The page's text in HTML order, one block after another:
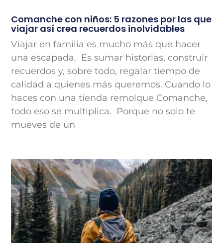
Comanche con niños: 5 razones por las que
viajar así crea recuerdos inolvidables
Viajar en familia es mucho más que hacer
una escapada. Es sumar historias, construir
recuerdos y, sobre todo, regalar tiempo de
calidad a quienes más queremos. Cuando lo
haces con una tienda remolque Comanche,
todo eso se multiplica. Porque no solo te
mueves de un